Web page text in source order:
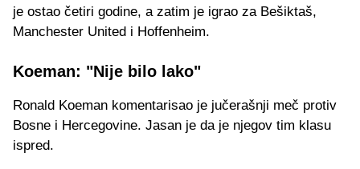
je ostao četiri godine, a zatim je igrao za Bešiktaš,
Manchester United i Hoffenheim.
Koeman: "Nije bilo lako"
Ronald Koeman komentarisao je jučerašnji meč protiv
Bosne i Hercegovine. Jasan je da je njegov tim klasu
ispred.